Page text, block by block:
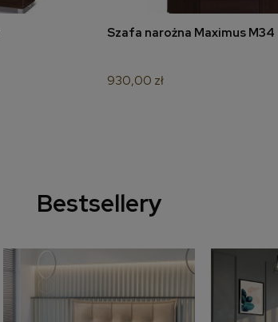
do koszyka
Szafa narożna Maximus M34
930,00 zł
Bestsellery